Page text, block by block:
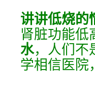
讲讲低烧的
肾脏功能低
水，人们不
学相信医院